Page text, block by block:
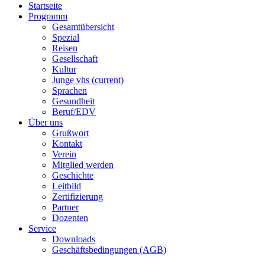
Startseite
Programm
Gesamtübersicht
Spezial
Reisen
Gesellschaft
Kultur
Junge vhs (current)
Sprachen
Gesundheit
Beruf/EDV
Über uns
Grußwort
Kontakt
Verein
Mitglied werden
Geschichte
Leitbild
Zertifizierung
Partner
Dozenten
Service
Downloads
Geschäftsbedingungen (AGB)